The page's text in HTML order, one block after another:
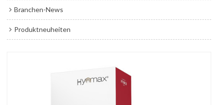
Branchen-News
Produktneuheiten